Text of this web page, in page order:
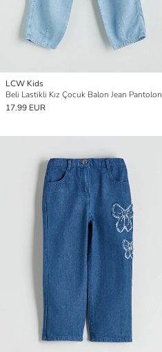
LCW Kids
Beli Lastikli Kız Çocuk Balon Jean Pantolon
17.99 EUR